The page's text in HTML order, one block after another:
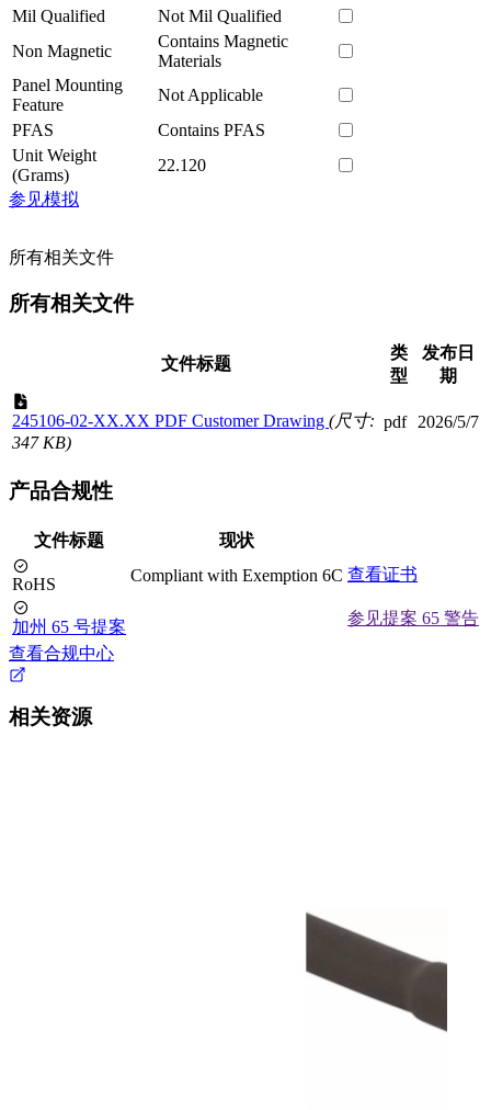
Mil Qualified
Not Mil Qualified
Non Magnetic
Contains Magnetic
Materials
Panel Mounting
Feature
Not Applicable
PFAS
Contains PFAS
Unit Weight
(Grams)
22.120
参见模拟
所有相关文件
所有相关文件
文件标题
类
型
发布日
期
245106-02-XX.XX PDF Customer Drawing (尺寸:
347 KB)
pdf 2026/5/7
产品合规性
文件标题 现状
RoHS Compliant with Exemption 6C 查看证书
加州 65 号提案
参见提案 65 警告
查看合规中心
相关资源